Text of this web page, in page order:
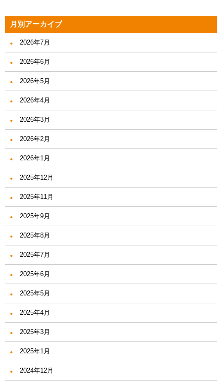
月別アーカイブ
2026年7月
2026年6月
2026年5月
2026年4月
2026年3月
2026年2月
2026年1月
2025年12月
2025年11月
2025年9月
2025年8月
2025年7月
2025年6月
2025年5月
2025年4月
2025年3月
2025年1月
2024年12月